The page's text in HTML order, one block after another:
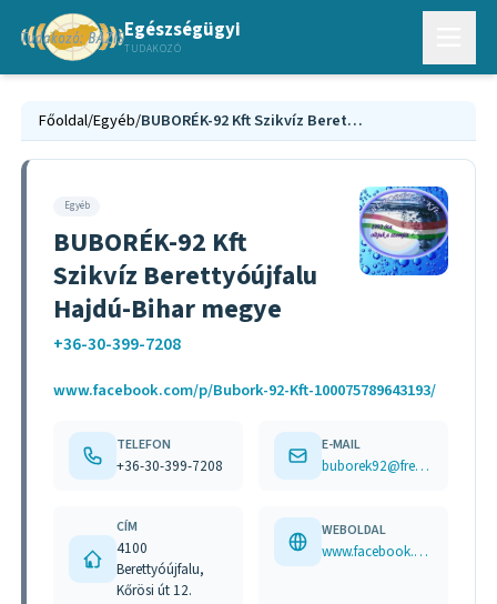
Egészségügyi
TUDAKOZÓ
Főoldal/Egyéb/ BUBORÉK-92 Kft Szikvíz Berettyóújfalu Hajdú-Bihar megye
Egyéb
BUBORÉK-92 Kft
Szikvíz Berettyóújfalu
Hajdú-Bihar megye
+36-30-399-7208
www.facebook.com/p/Bubork-92-Kft-100075789643193/
TELEFON
+36-30-399-7208
E-MAIL
buborek92@freemail.hu
CÍM
4100
Berettyóújfalu,
Kőrösi út 12.
WEBOLDAL
www.facebook.com/p/Bubork-92-Kft-100075789643193/